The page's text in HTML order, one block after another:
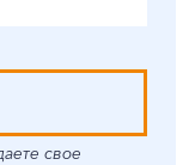
свое